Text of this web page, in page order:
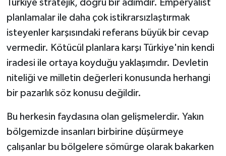
Türkiye stratejik, doğru bir adımdır. Emperyalist
planlamalar ile daha çok istikrarsızlaştırmak
isteyenler karşısındaki referans büyük bir cevap
vermedir. Kötücül planlara karşı Türkiye'nin kendi
iradesi ile ortaya koyduğu yaklaşımdır. Devletin
niteliği ve milletin değerleri konusunda herhangi
bir pazarlık söz konusu değildir.
Bu herkesin faydasına olan gelişmelerdir. Yakın
bölgemizde insanları birbirine düşürmeye
çalışanlar bu bölgelere sömürge olarak bakarken